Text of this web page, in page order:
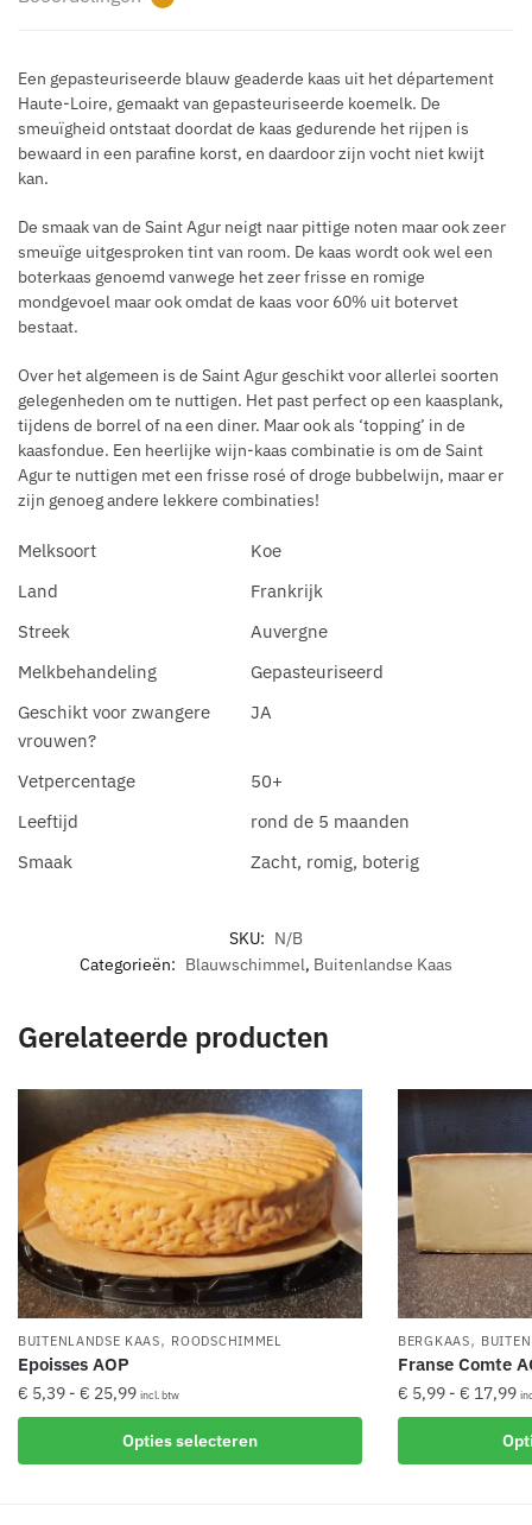
Een gepasteuriseerde blauw geaderde kaas uit het département
Haute-Loire, gemaakt van gepasteuriseerde koemelk. De
smeuïgheid ontstaat doordat de kaas gedurende het rijpen is
bewaard in een parafine korst, en daardoor zijn vocht niet kwijt
kan.
De smaak van de Saint Agur neigt naar pittige noten maar ook zeer
smeuïge uitgesproken tint van room. De kaas wordt ook wel een
boterkaas genoemd vanwege het zeer frisse en romige
mondgevoel maar ook omdat de kaas voor 60% uit botervet
bestaat.
Over het algemeen is de Saint Agur geschikt voor allerlei soorten
gelegenheden om te nuttigen. Het past perfect op een kaasplank,
tijdens de borrel of na een diner. Maar ook als ‘topping’ in de
kaasfondue. Een heerlijke wijn-kaas combinatie is om de Saint
Agur te nuttigen met een frisse rosé of droge bubbelwijn, maar er
zijn genoeg andere lekkere combinaties!
Melksoort
Koe
Land
Frankrijk
Streek
Auvergne
Melkbehandeling
Gepasteuriseerd
Geschikt voor zwangere
vrouwen?
JA
Vetpercentage
50+
Leeftijd
rond de 5 maanden
Smaak
Zacht, romig, boterig
SKU: N/B
Categorieën: Blauwschimmel, Buitenlandse Kaas
Gerelateerde producten
BUITENLANDSE KAAS, ROODSCHIMMEL
Epoisses AOP
€ 5,39 - € 25,99Prijsklasse:
€ 5,39
tot
€ 25,99
incl. btw
Opties selecteren
product
BERGKAAS,
Franse Comte
€ 5,99 - € 17,99
€
€
product